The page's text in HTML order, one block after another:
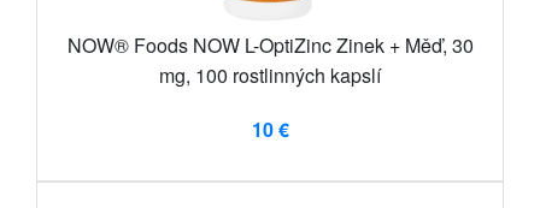
NOW® Foods NOW L-OptiZinc Zinek + Měď, 30
mg, 100 rostlinných kapslí
10 €